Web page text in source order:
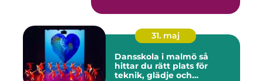
31. maj
Dansskola i malmö så
hittar du rätt plats för
teknik, glädje och